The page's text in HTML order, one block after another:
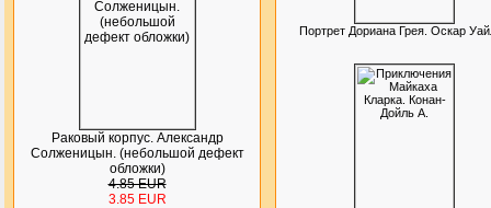
Раковый корпус. Александр
Солженицын. (небольшой дефект
обложки)
4.85 EUR
3.85 EUR
Портрет Дориана Грея. Оскар